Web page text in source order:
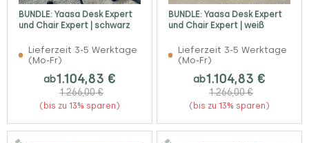
BUNDLE: Yaasa Desk Expert
und Chair Expert | schwarz
Lieferzeit 3-5 Werktage
(Mo-Fr)
ab1.104,83 €
1.266,00 €
(bis zu 13% sparen)
BUNDLE: Yaasa Desk Expert
und Chair Expert | weiß
Lieferzeit 3-5 Werktage
(Mo-Fr)
ab1.104,83 €
1.266,00 €
(bis zu 13% sparen)